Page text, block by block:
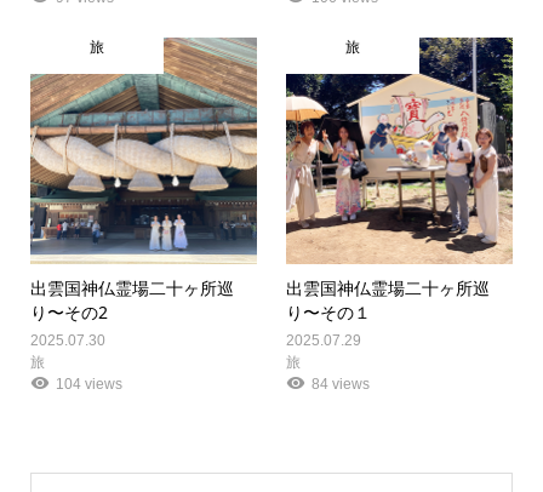
旅
出雲国神仏霊場二十ヶ所巡
り〜その2
2025.07.30
旅
104 views
旅
出雲国神仏霊場二十ヶ所巡
り〜その１
2025.07.29
旅
84 views